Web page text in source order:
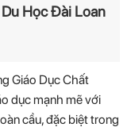
Học Đài Loan
Giáo Dục Chất
dục mạnh mẽ với
cầu, đặc biệt trong